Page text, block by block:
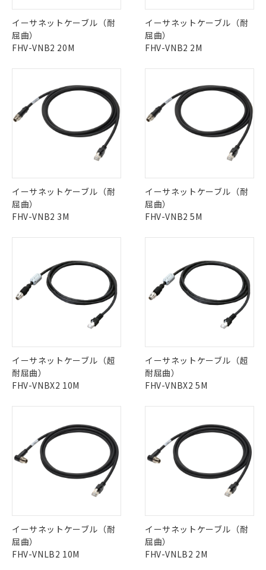
イーサネットケーブル（耐
屈曲）
FHV-VNB2 20M
イーサネットケーブル（耐
屈曲）
FHV-VNB2 2M
イーサネットケーブル（耐
屈曲）
FHV-VNB2 3M
イーサネットケーブル（耐
屈曲）
FHV-VNB2 5M
イーサネットケーブル（超
耐屈曲）
FHV-VNBX2 10M
イーサネットケーブル（超
耐屈曲）
FHV-VNBX2 5M
イーサネットケーブル（耐
屈曲）
FHV-VNLB2 10M
イーサネットケーブル（耐
屈曲）
FHV-VNLB2 2M
あります。
お客様が当ウェブサイト上で当社にご
登録された部品リストについて、当社
および当社の共同利用者が、当社の製
品・サービスに関するお客様との取
をご了承ください。
※当社の共同利用者とは、"個人情報
の共同利用に関して"
の「1.共同利
用者の範囲」に記載されている法人を
指します。
※3 非含有証明書ダウンロード
EU RoHS指令（10物質）の非含有証明書
51物質の非含有証明書（当社基準）
※本証明書は発行日時点で非含有を証明す
るもので、過去に遡って非含有を証明する
ものではありません。
また、RoHS指令のフタル酸エステル類４
荷製品に未対応品が混在することから備考
欄に対応日を記載しておりました。
既に当社にて対応品への在庫切替を完了
していることから、特段のことがない限
り、2022年1月12日より割愛しておりま
「－」：未確認です。当社販売部門へお問
い合わせください。